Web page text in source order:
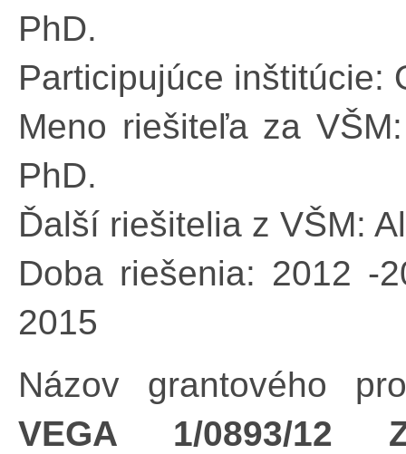
PhD.
Participujúce inštitúcie:
Meno riešiteľa za
PhD.
Ďalší riešitelia z VŠM:
Doba riešenia: 2012 -
2015
Názov grantového
VEGA 1/0893/12